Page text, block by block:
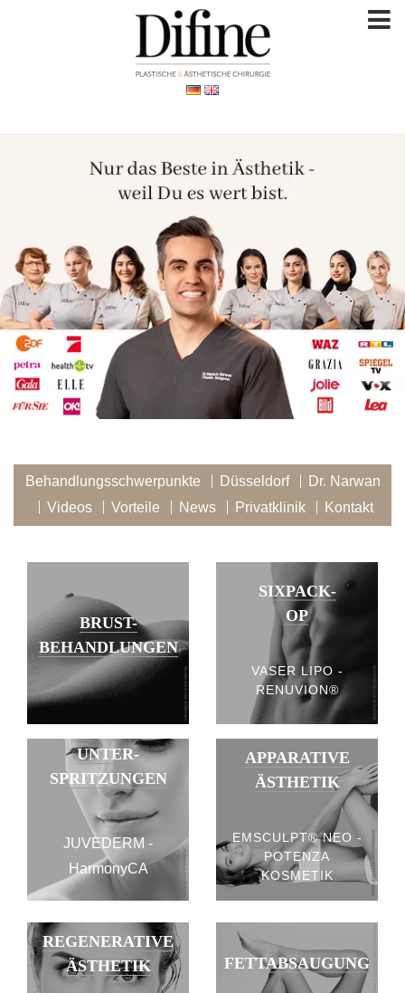
Behandlungsschwerpunkte Düsseldorf
Dr. Narwan
Videos
Vorteile News Privatklinik Kontakt
BRUST-
BEHANDLUNGEN
SIXPACK-
OP
VASER LIPO -
RENUVION®
UNTER-
SPRITZUNGEN
JUVEDERM -
HarmonyCA
APPARATIVE
ÄSTHETIK
EMSCULPT® NEO -
POTENZA
KOSMETIK
REGENERATIVE
ÄSTHETIK
FETTABSAUGUNG